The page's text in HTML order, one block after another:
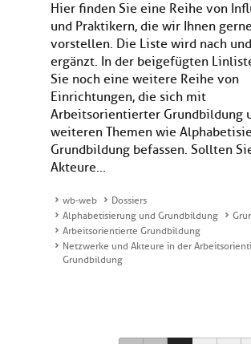
Hier finden Sie eine Reihe von
und Praktikern, die wir Ihnen gerne
vorstellen. Die Liste wird nach
ergänzt. In der beigefügten
Sie noch eine weitere Reihe von
Einrichtungen, die sich mit
Arbeitsorientierter Grundbildung
weiteren Themen wie
Grundbildung befassen. Sollten
Akteure...
wb-web
Dossiers
Alphabetisierung und Grundbildung
Arbeitsorientierte Grundbildung
Netzwerke und Akteure in der
Grundbildung